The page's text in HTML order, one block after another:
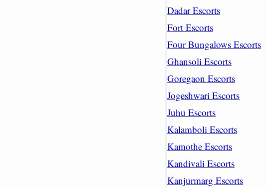
Dadar Escorts
Fort Escorts
Four Bungalows Escorts
Ghansoli Escorts
Goregaon Escorts
Jogeshwari Escorts
Juhu Escorts
Kalamboli Escorts
Kamothe Escorts
Kandivali Escorts
Kanjurmarg Escorts